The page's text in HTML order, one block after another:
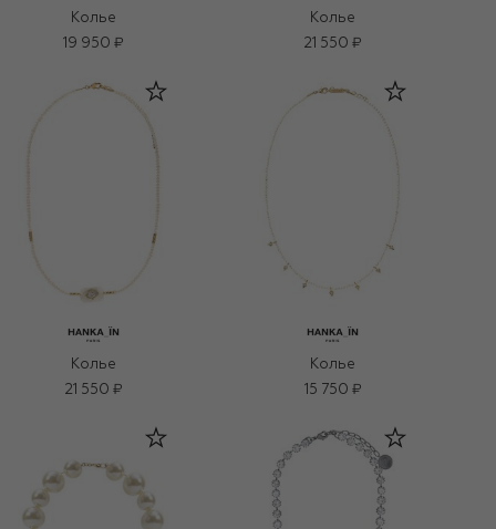
Колье
19 950 ₽
Колье
21 550 ₽
Колье
21 550 ₽
Колье
15 750 ₽